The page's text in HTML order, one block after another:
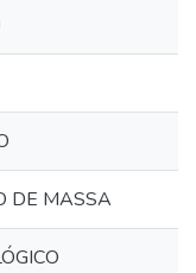
DE MASSA